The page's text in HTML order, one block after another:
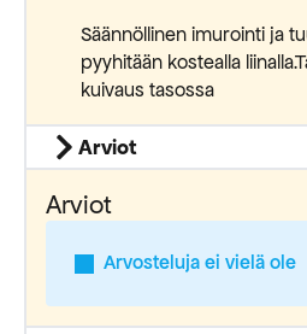
Säännöllinen imurointi ja
pyyhitään kostealla
kuivaus tasossa
Arviot
Arviot
Arvosteluja ei vielä ole